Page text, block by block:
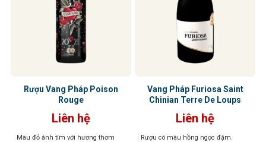
Rượu Vang Pháp Poison
Rouge
Liên hệ
Màu đỏ ánh tím với hương thơm
Vang Pháp Furiosa Saint
Chinian Terre De Loups
Liên hệ
Rượu có màu hồng ngọc đậm.